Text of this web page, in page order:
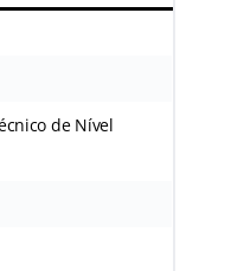
de Nível